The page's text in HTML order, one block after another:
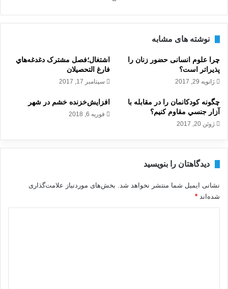
نوشته های مشابه
چرا علوم انسانی حضور زنان را
پذیراتر است؟
ژانویه 29, 2017
اشتغال؛فصل مشترک دغدغه‌هاي
فارغ التحصيلان
سپتامبر 17, 2017
چگونه کودکانمان را در مقابله با
آزار جنسي مقاوم کنيم؟
ژوئن 20, 2017
افزایش‌خزنده خشم در شهر
فوریه 6, 2018
دیدگاهتان را بنویسید
نشانی ایمیل شما منتشر نخواهد شد.
بخش‌های موردنیاز علامت‌گذاری
شده‌اند *